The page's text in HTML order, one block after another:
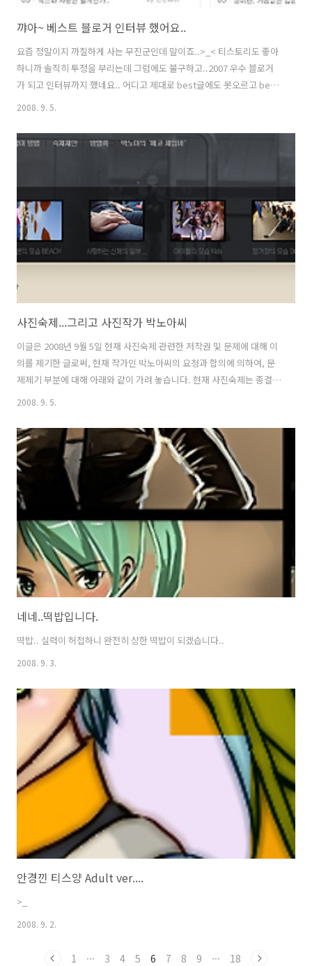
꺄아~ 베스트 블로거 인터뷰 했어요..
요즘 정말이지 까칠하게 사는 무진군인데 말이죠..>_< 티스토리도 좋아
하니까 솔직히 투정을 부리는데 그럼에도 불구하고..2007 우수 블로거
가 되고 인터뷰까지 했네요.. 어디고 제대로 best글에도 못오르고 best
사진에도 오른적이 없지만.(추천사진이나 추천글 말고~) 그래도 블로그
좋은 일들로 좋고 밝은 글만 적을 수 있었으면 좋겠네요... 어찌 변화가
있지만, 사람이니까..라고 생각하고 제 블로그에 와주시는 많은 분들 덕
에 여기까지 온것 같습니다. 2008년 이일 하나만으로도 정말 행..
2008. 9. 5.
사진숙제...그리고 사진작가 박노아씨
이글은 2008년 9월 5일 현재 사진숙제 관련한 저작권 및 문제에 대해 이
의를 제기한 글로써, 현재 작가인 박노아씨의 요청과 합의에 의하여, 문
제제기 부분에 대해 아래와 같이 가려 놓습니다. 현재 사진숙제는 종결된
상황이며, 앞으로 전시 및 출판을 앞두고 있습니다. 사진작가 박노아씨
막까지 유종의 미를 거두시길 멀리서 응원 하겠습니다. 당시에는 꽤 민감
하게(최소한 저는) 여겨 졌던 부분이기 때문에, 문제제기를 하였으나, 성
공적으로 프로젝트가 마무리 되었으며, 당시의 문제제기가 현재까지 영
향을 주지 않겠느냐라는 의견이 있는 바. 포스팅 내용을 수정하기로 했습
니다.^-^ 원문은 "더보기" 기능으로 가려 놓기로 하며, 혹 이글로 인해 "..
2008. 9. 5.
네네..떡밥입니다.
떡밥.. 실력이 허접하니 완전히 상한 떡밥이 되겠습니다..
2008. 9. 3.
안경낀 티스양 Adult ver....
>_
2008. 9. 2.
1 ··· 3 4 5 6 7 8 9 ··· 18